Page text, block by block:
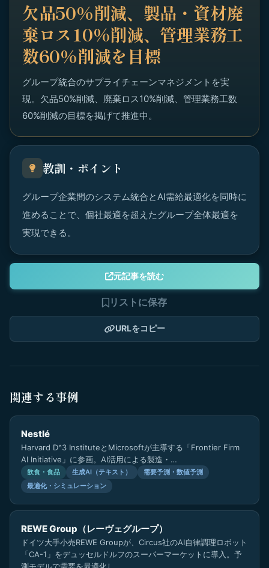
欠品50%削減、製品・資材廃
棄ロス10%削減、管理業務工
数60%削減を目標
グループ統合のサプライチェーンマネジメントを実
現。欠品50%削減、廃棄ロス10%削減、管理業務工数
60%削減の目標を掲げて推進中。
教訓・ポイント
グループ企業間のシステム統合とAI需給最適化を同時に
進めることで、個社最適を超えたグループ全体最適を
実現できる。
元記事を読む
リストに保存
URLをコピー
関連する事例
Nestlé
Harvard D^3 InstituteとMicrosoftが主導する「Frontier Firm
AI Initiative」に参画。AI活用による製造・…
飲食・食品 生成AI（テキスト）
需要予測・数値予測
最適化・シミュレーション
REWE Group（レーヴェグループ）
ドイツ大手小売REWE Groupが、Circus社のAI自律調理ロボット
「CA-1」をデュッセルドルフのスーパーマーケットに導入。予